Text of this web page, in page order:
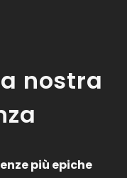
nostra
più epiche